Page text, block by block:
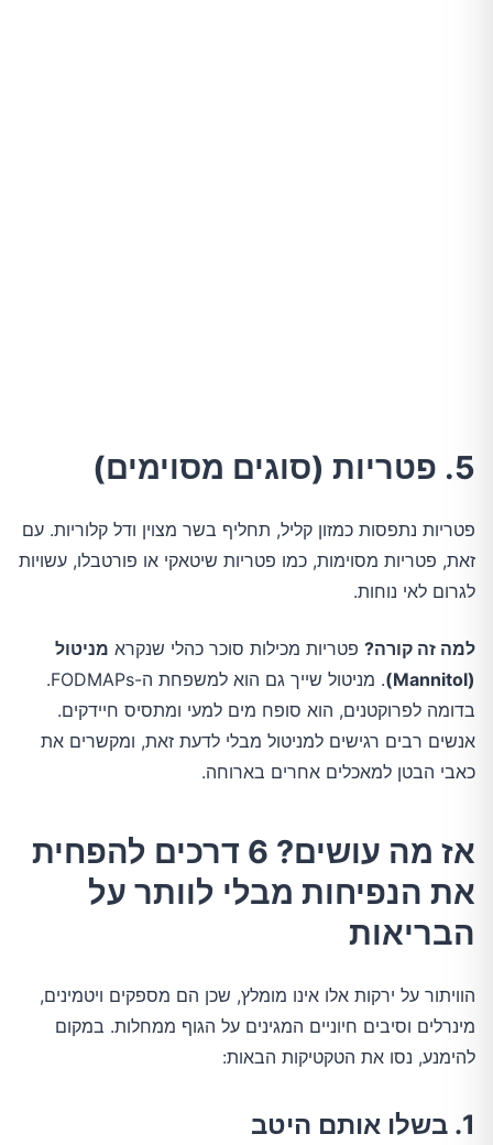
5. פטריות (סוגים מסוימים)
פטריות נתפסות כמזון קליל, תחליף בשר מצוין ודל קלוריות. עם
זאת, פטריות מסוימות, כמו פטריות שיטאקי או פורטבלו, עשויות
לגרום לאי נוחות.
למה זה קורה? פטריות מכילות סוכר כהלי שנקרא מניטול
(Mannitol)
. מניטול שייך גם הוא למשפחת ה-FODMAPs.
בדומה לפרוקטנים, הוא סופח מים למעי ומתסיס חיידקים.
אנשים רבים רגישים למניטול מבלי לדעת זאת, ומקשרים את
כאבי הבטן למאכלים אחרים בארוחה.
אז מה עושים? 6 דרכים להפחית
את הנפיחות מבלי לוותר על
הבריאות
הוויתור על ירקות אלו אינו מומלץ, שכן הם מספקים ויטמינים,
מינרלים וסיבים חיוניים המגינים על הגוף ממחלות. במקום
להימנע, נסו את הטקטיקות הבאות:
1. בשלו אותם היטב